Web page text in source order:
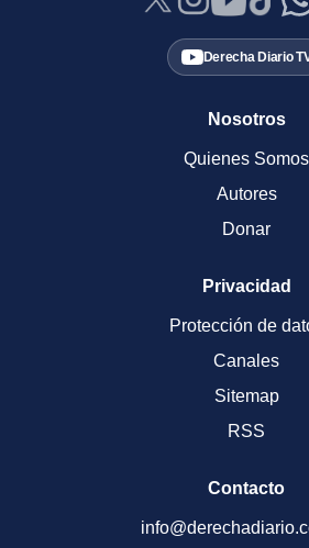
Derecha Diario
Nosotros
Quienes Somos
Autores
Donar
Privacidad
Protección de
Canales
Sitemap
RSS
Contacto